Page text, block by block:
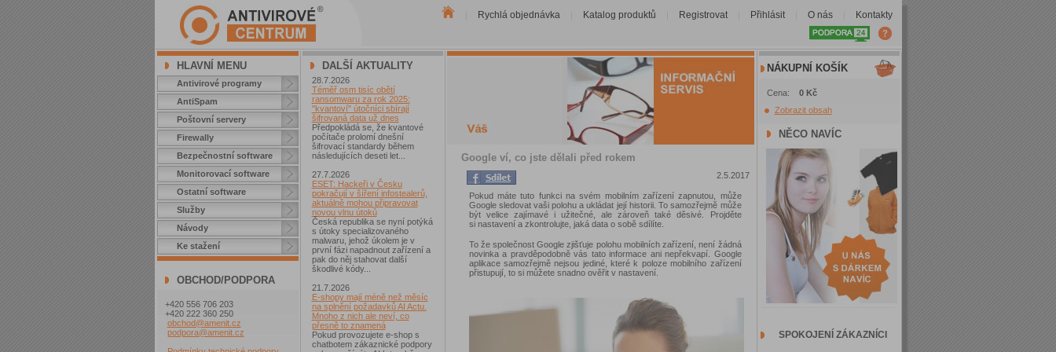
Rychlá objednávka Katalog produktů Registrovat Přihlásit O nás Kontakty
HLAVNÍ MENU
Antivirové programy
AntiSpam
Poštovní servery
Firewally
Bezpečnostní software
Monitorovací software
Ostatní software
Služby
Návody
Ke stažení
OBCHOD/PODPORA
+420 556 706 203
+420 222 360 250
obchod@amenit.cz
podpora@amenit.cz
DALŠÍ AKTUALITY
28.7.2026
Téměř osm tisíc obětí
ransomwaru za rok 2025:
"kvantoví" útočníci sbírají
šifrovaná data už dnes
Předpokládá se, že kvantové
počítače prolomí dnešní
šifrovací standardy během
následujících deseti let...
27.7.2026
ESET: Hackeři v Česku
pokračují v šíření infostealerů,
aktuálně mohou připravovat
novou vlnu útoků
Česká republika se nyní potýká
s útoky specializovaného
malwaru, jehož úkolem je v
první fázi napadnout zařízení a
pak do něj stahovat další
škodlivé kódy...
21.7.2026
E-shopy mají méně než měsíc
na splnění požadavků AI Actu.
Mnoho z nich ale neví, co
přesně to znamená
Pokud provozujete e-shop s
chatbotem zákaznické podpory
Google ví, co jste dělali před rokem
2.5.2017
Pokud máte tuto funkci na svém mobilním zařízení zapnutou, může
Google sledovat vaši polohu a ukládat její historii. To samozřejmě může
být velice zajímavé i užitečné, ale zároveň také děsivé. Projděte
si nastavení a zkontrolujte, jaká data o sobě sdílíte.
To že společnost Google zjišťuje polohu mobilních zařízení, není žádná
novinka a pravděpodobně vás tato informace ani nepřekvapí. Google
aplikace samozřejmě nejsou jediné, které k poloze mobilního zařízení
přistupují, to si můžete snadno ověřit v nastavení.
NÁKUPNÍ KOŠÍK
Cena: 0 Kč
Zobrazit obsah
NĚCO NAVÍC
SPOKOJENÍ ZÁKAZNÍCI